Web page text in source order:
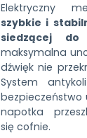
Elektryczny
szybkie i
siedzącej do
maksymalna
dźwięk nie
System
napotka
się cofnie.